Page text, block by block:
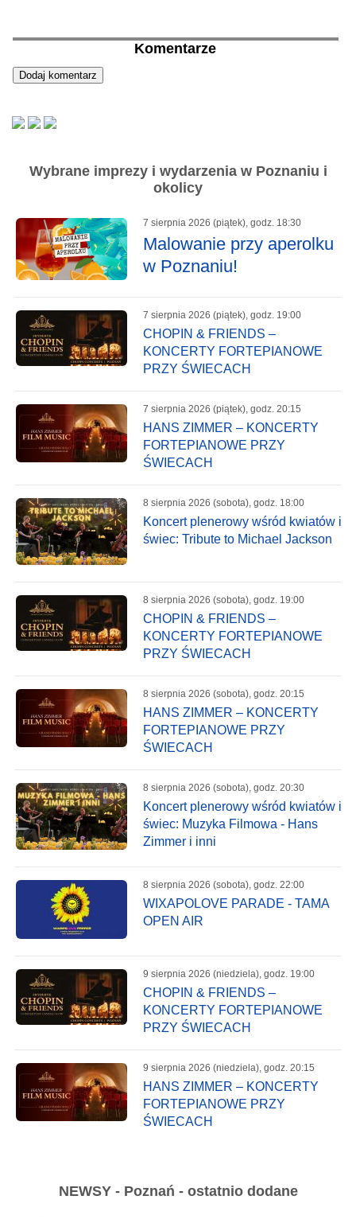
Komentarze
Wybrane imprezy i wydarzenia w Poznaniu i
okolicy
7 sierpnia 2026 (piątek), godz. 18:30
Malowanie przy aperolku
w Poznaniu!
7 sierpnia 2026 (piątek), godz. 19:00
CHOPIN & FRIENDS –
KONCERTY FORTEPIANOWE
PRZY ŚWIECACH
7 sierpnia 2026 (piątek), godz. 20:15
HANS ZIMMER – KONCERTY
FORTEPIANOWE PRZY
ŚWIECACH
8 sierpnia 2026 (sobota), godz. 18:00
Koncert plenerowy wśród kwiatów i
świec: Tribute to Michael Jackson
8 sierpnia 2026 (sobota), godz. 19:00
CHOPIN & FRIENDS –
KONCERTY FORTEPIANOWE
PRZY ŚWIECACH
8 sierpnia 2026 (sobota), godz. 20:15
HANS ZIMMER – KONCERTY
FORTEPIANOWE PRZY
ŚWIECACH
8 sierpnia 2026 (sobota), godz. 20:30
Koncert plenerowy wśród kwiatów i
świec: Muzyka Filmowa - Hans
Zimmer i inni
8 sierpnia 2026 (sobota), godz. 22:00
WIXAPOLOVE PARADE - TAMA
OPEN AIR
9 sierpnia 2026 (niedziela), godz. 19:00
CHOPIN & FRIENDS –
KONCERTY FORTEPIANOWE
PRZY ŚWIECACH
9 sierpnia 2026 (niedziela), godz. 20:15
HANS ZIMMER – KONCERTY
FORTEPIANOWE PRZY
ŚWIECACH
NEWSY - Poznań - ostatnio dodane